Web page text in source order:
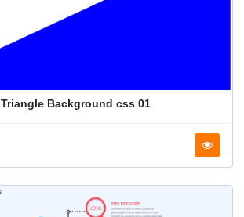
Triangle Background css 01